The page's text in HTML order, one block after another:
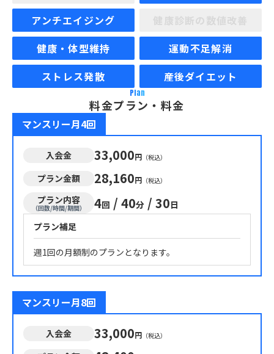
アンチエイジング
健康・体型維持
運動不足解消
ストレス発散
産後ダイエット
Plan
料金プラン・料金
マンスリー月4回
入会金 33,000円 （税込）
プラン金額 28,160円 （税込）
プラン内容
（回数/時間/期間） 4回 / 40分 / 30日
プラン補足
週1回の月額制のプランとなります。
マンスリー月8回
入会金 33,000円 （税込）